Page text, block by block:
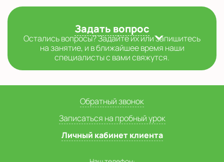
Задать вопрос
Остались вопросы? Задайте их или запишитесь
на занятие, и в ближайшее время наши
специалисты с вами свяжутся.
Обратный звонок
Записаться на пробный урок
Личный кабинет клиента